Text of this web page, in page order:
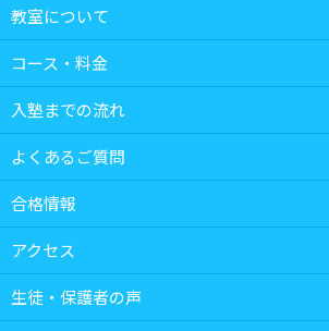
教室について
コース・料金
入塾までの流れ
よくあるご質問
合格情報
アクセス
生徒・保護者の声